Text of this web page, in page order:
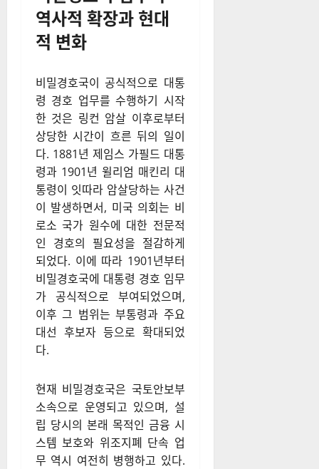
역사적 확장과 현대
적 변화
비밀경호국이 공식적으로 대통
령 경호 업무를 수행하기 시작
한 것은 링컨 암살 이후로부터
상당한 시간이 흐른 뒤의 일이
다. 1881년 제임스 가필드 대통
령과 1901년 윌리엄 매킨리 대
통령이 잇따라 암살당하는 사건
이 발생하면서, 미국 의회는 비
로소 국가 원수에 대한 전문적
인 경호의 필요성을 절감하게
되었다. 이에 따라 1901년부터
비밀경호국에 대통령 경호 임무
가 공식적으로 부여되었으며,
이후 그 범위는 부통령과 주요
대선 후보자 등으로 확대되었
다.
현재 비밀경호국은 국토안보부
소속으로 운영되고 있으며, 설
립 당시의 본래 목적인 금융 시
스템 보호와 위조지폐 단속 업
무 역시 여전히 병행하고 있다.